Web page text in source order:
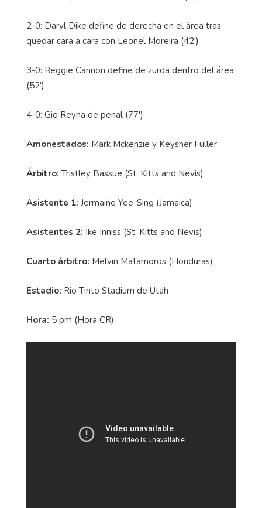
2-0: Daryl Dike define de derecha en el área tras
quedar cara a cara con Leonel Moreira (42')
3-0: Reggie Cannon define de zurda dentro del área
(52')
4-0: Gio Reyna de penal (77')
Amonestados: Mark Mckenzie y Keysher Fuller
Árbitro: Tristley Bassue (St. Kitts and Nevis)
Asistente 1: Jermaine Yee-Sing (Jamaica)
Asistentes 2: Ike Inniss (St. Kitts and Nevis)
Cuarto árbitro: Melvin Matamoros (Honduras)
Estadio: Rio Tinto Stadium de Utah
Hora: 5 pm (Hora CR)